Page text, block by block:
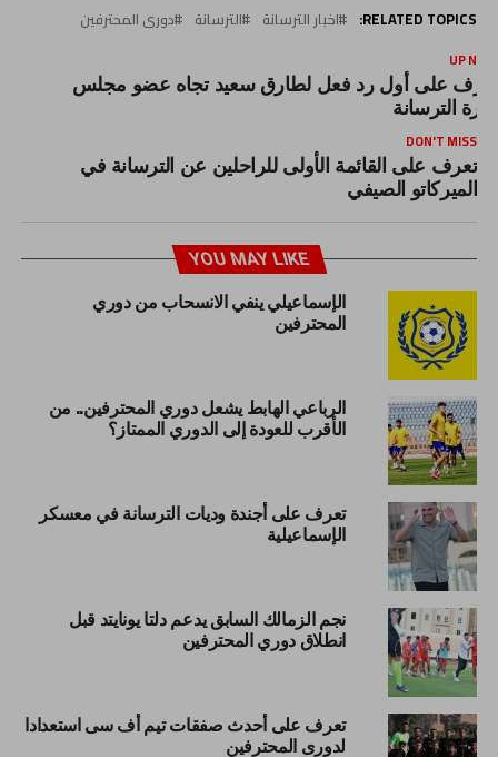
RELATED TOPICS: اخبار الترسانة الترسانة دورى المحترفين
UP
على أول رد فعل لطارق سعيد تجاه عضو مجلس
الترسانة
DON'T MISS
تعرف على القائمة الأولى للراحلين عن الترسانة في
الميركاتو الصيفي
YOU MAY LIKE
الإسماعيلي ينفي الانسحاب من دوري
المحترفين
الرباعي الهابط يشعل دوري المحترفين.. من
الأقرب للعودة إلى الدوري الممتاز؟
تعرف على أجندة وديات الترسانة في معسكر
الإسماعيلية
نجم الزمالك السابق يدعم دلتا يونايتد قبل
انطلاق دوري المحترفين
تعرف على أحدث صفقات تيم أف سى استعدادا
لدورى المحترفين